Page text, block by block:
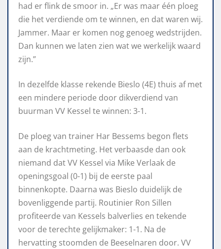
had er flink de smoor in. „Er was maar één ploeg
die het verdiende om te winnen, en dat waren wij.
Jammer. Maar er komen nog genoeg wedstrijden.
Dan kunnen we laten zien wat we werkelijk waard
zijn.”
In dezelfde klasse rekende Bieslo (4E) thuis af met
een mindere periode door dikverdiend van
buurman VV Kessel te winnen: 3-1.
De ploeg van trainer Har Bessems begon flets
aan de krachtmeting. Het verbaasde dan ook
niemand dat VV Kessel via Mike Verlaak de
openingsgoal (0-1) bij de eerste paal
binnenkopte. Daarna was Bieslo duidelijk de
bovenliggende partij. Routinier Ron Sillen
profiteerde van Kessels balverlies en tekende
voor de terechte gelijkmaker: 1-1. Na de
hervatting stoomden de Beeselnaren door. VV